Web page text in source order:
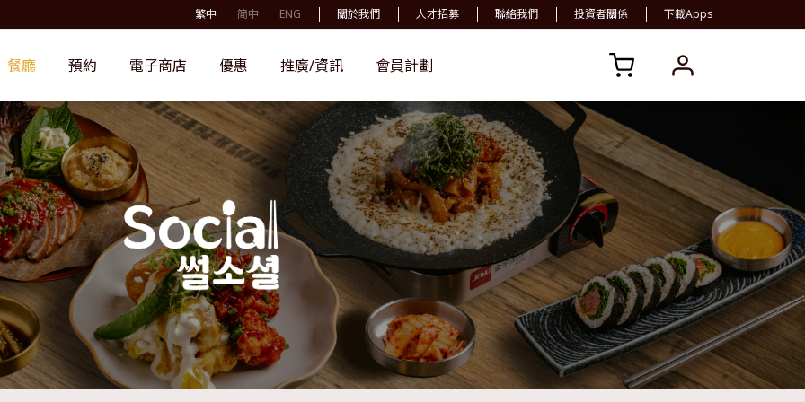
繁中 简中 ENG 關於我們 人才招募 聯絡我們 投資者關係 下載Apps
餐廳 預約 電子商店 優惠 推廣/資訊 會員計劃